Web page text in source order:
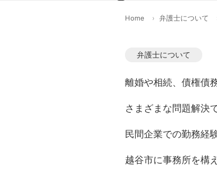
Home 弁護士について
弁護士について
離婚や相続、債権債
さまざまな問題解決
民間企業での勤務経
越谷市に事務所を構